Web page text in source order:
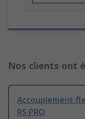
Nos clients ont
Accouplement
RS PRO